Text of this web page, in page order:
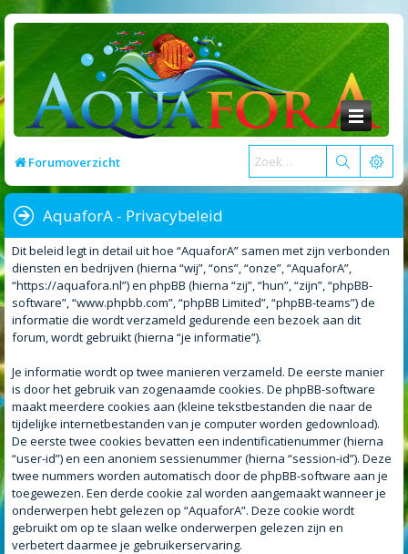
Forumoverzicht
AquaforA - Privacybeleid
Dit beleid legt in detail uit hoe “AquaforA” samen met zijn verbonden
diensten en bedrijven (hierna “wij”, “ons”, “onze”, “AquaforA”,
“https://aquafora.nl”) en phpBB (hierna “zij”, “hun”, “zijn”, “phpBB-
software”, “www.phpbb.com”, “phpBB Limited”, “phpBB-teams”) de
informatie die wordt verzameld gedurende een bezoek aan dit
forum, wordt gebruikt (hierna “je informatie”).
Je informatie wordt op twee manieren verzameld. De eerste manier
is door het gebruik van zogenaamde cookies. De phpBB-software
maakt meerdere cookies aan (kleine tekstbestanden die naar de
tijdelijke internetbestanden van je computer worden gedownload).
De eerste twee cookies bevatten een indentificatienummer (hierna
“user-id”) en een anoniem sessienummer (hierna “session-id”). Deze
twee nummers worden automatisch door de phpBB-software aan je
toegewezen. Een derde cookie zal worden aangemaakt wanneer je
onderwerpen hebt gelezen op “AquaforA”. Deze cookie wordt
gebruikt om op te slaan welke onderwerpen gelezen zijn en
verbetert daarmee je gebruikerservaring.